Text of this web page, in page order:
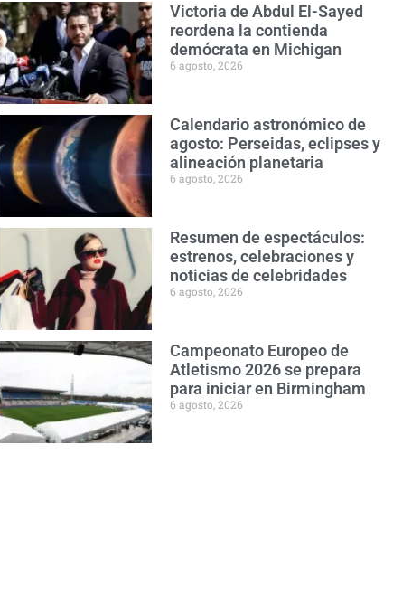
Victoria de Abdul El-Sayed
reordena la contienda
demócrata en Michigan
6 agosto, 2026
Calendario astronómico de
agosto: Perseidas, eclipses y
alineación planetaria
6 agosto, 2026
Resumen de espectáculos:
estrenos, celebraciones y
noticias de celebridades
6 agosto, 2026
Campeonato Europeo de
Atletismo 2026 se prepara
para iniciar en Birmingham
6 agosto, 2026